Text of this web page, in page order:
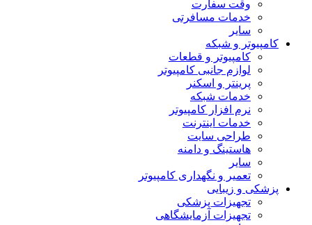
وقت سفارت
خدمات مسافرتی
سایر
کامپیوتر و شبکه
کامپیوتر و قطعات
لوازم جانبی کامپیوتر
پرینتر و اسکنر
خدمات شبکه
نرم افزار کامپیوتر
خدمات اینترنت
طراحی سایت
هاستینگ و دامنه
سایر
تعمیر و نگهداری کامپیوتر
پزشکی و زیبایی
تجهیزات پزشکی
تجهیزات آزمایشگاهی